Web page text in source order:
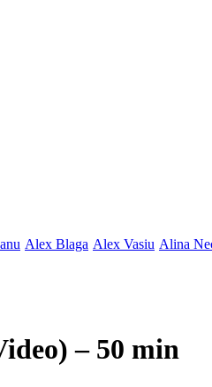
Alex Blaga Alex Vasiu Alina
– 50 min